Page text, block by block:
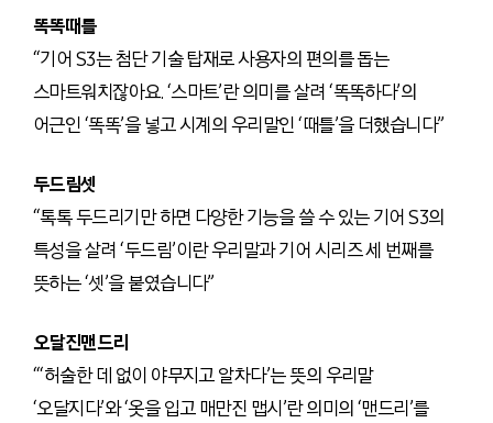
똑똑때틀
“기어 S3는 첨단 기술 탑재로 사용자의 편의를 돕는
스마트워치잖아요. ‘스마트’란 의미를 살려 ‘똑똑하다’의
어근인 ‘똑똑’을 넣고 시계의 우리말인 ‘때틀’을 더했습니다”
두드림셋
“톡톡 두드리기만 하면 다양한 기능을 쓸 수 있는 기어 S3의
특성을 살려 ‘두드림’이란 우리말과 기어 시리즈 세 번째를
뜻하는 ‘셋’을 붙였습니다”
오달진맨드리
“‘허술한 데 없이 야무지고 알차다’는 뜻의 우리말
‘오달지다’와 ‘옷을 입고 매만진 맵시’란 의미의 ‘맨드리’를